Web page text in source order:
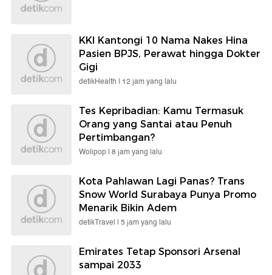
KKI Kantongi 10 Nama Nakes Hina
Pasien BPJS, Perawat hingga Dokter
Gigi
detikHealth | 12 jam yang lalu
Tes Kepribadian: Kamu Termasuk
Orang yang Santai atau Penuh
Pertimbangan?
Wolipop | 8 jam yang lalu
Kota Pahlawan Lagi Panas? Trans
Snow World Surabaya Punya Promo
Menarik Bikin Adem
detikTravel | 5 jam yang lalu
Emirates Tetap Sponsori Arsenal
sampai 2033